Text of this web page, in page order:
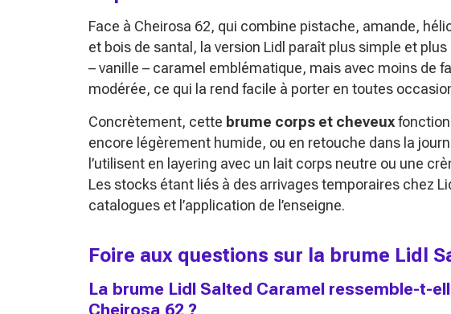
Face à Cheirosa 62, qui combine pistache, amande,
et bois de santal, la version Lidl paraît plus simple et
– vanille – caramel emblématique, mais avec moins de
modérée, ce qui la rend facile à porter en toutes
Concrètement, cette brume corps et cheveux
encore légèrement humide, ou en retouche dans la
l’utilisent en layering avec un lait corps neutre ou une
Les stocks étant liés à des arrivages temporaires chez
catalogues et l’application de l’enseigne.
Foire aux questions sur la brume Lidl
La brume Lidl Salted Caramel ressemble-t-
Cheirosa 62 ?